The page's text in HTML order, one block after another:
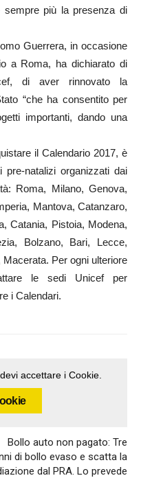
sempre più la presenza di
Guerrera, in occasione
a Roma, ha dichiarato di
di aver rinnovato la
“che ha consentito per
importanti, dando una
il Calendario 2017, è
pre-natalizi organizzati dai
Roma, Milano, Genova,
Mantova, Catanzaro,
Catania, Pistoia, Modena,
Bolzano, Bari, Lecce,
Per ogni ulteriore
le sedi Unicef per
i Calendari.
accettare i Cookie.
Bollo auto non pagato: Tre
di bollo evaso e scatta la
dal PRA. Lo prevede